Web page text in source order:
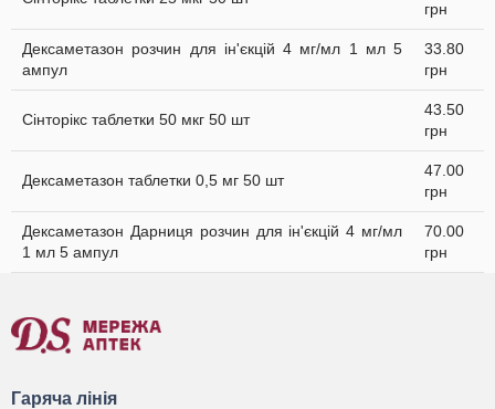
грн
Дексаметазон розчин для ін'єкцій 4 мг/мл 1 мл 5
ампул
33.80
грн
Сінторікс таблетки 50 мкг 50 шт
43.50
грн
Дексаметазон таблетки 0,5 мг 50 шт
47.00
грн
Дексаметазон Дарниця розчин для ін'єкцій 4 мг/мл
1 мл 5 ампул
70.00
грн
Гаряча лінія